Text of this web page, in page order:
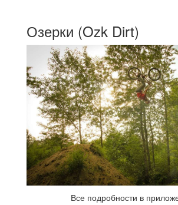
Озерки (Ozk Dirt)
Все подробности в